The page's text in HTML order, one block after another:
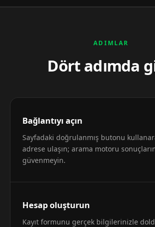
ADIMLAR
Dört adımda
Bağlantıyı açın
Sayfadaki doğrulanmış butonu
adrese ulaşın; arama motoru
güvenmeyin.
Hesap oluşturun
Kayıt formunu gerçek bilgilerinizle